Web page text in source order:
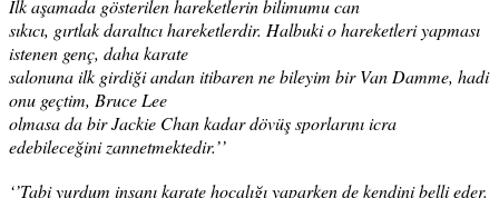
İlk aşamada gösterilen hareketlerin bilimumu can
sıkıcı, gırtlak daraltıcı hareketlerdir. Halbuki o hareketleri yapması
istenen genç, daha karate
salonuna ilk girdiği andan itibaren ne bileyim bir Van Damme, hadi
onu geçtim, Bruce Lee
olmasa da bir Jackie Chan kadar dövüş sporlarını icra
edebileceğini zannetmektedir.’’
‘’Tabi yurdum insanı karate hocalığı yaparken de kendini belli eder.